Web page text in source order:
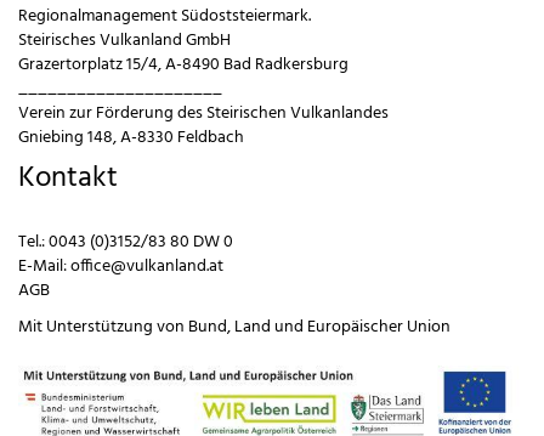
Regionalmanagement Südoststeiermark.
Steirisches Vulkanland GmbH
Grazertorplatz 15/4, A-8490 Bad Radkersburg
_____________________
Verein zur Förderung des Steirischen Vulkanlandes
Gniebing 148, A-8330 Feldbach
Kontakt
Tel.:0043 (0)3152/83 80 DW 0
E-Mail:office@vulkanland.at
AGB
Mit Unterstützung von Bund,Land und Europäischer Union